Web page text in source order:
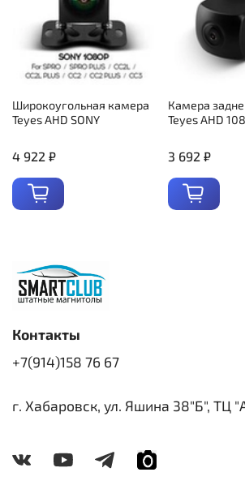
Широкоугольная камера
Teyes AHD SONY
4 922 ₽
Камера
Teyes AHD
3 692 ₽
Контакты
+7(914)158 76 67
г. Хабаровск, ул. Яшина 38"Б", ТЦ